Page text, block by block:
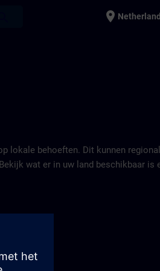
place
lokale behoeften. Dit kunnen
wat er in uw land beschikbaar is